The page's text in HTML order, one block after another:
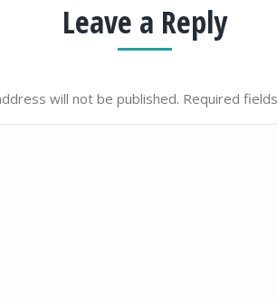
Leave a Reply
will not be published. Required